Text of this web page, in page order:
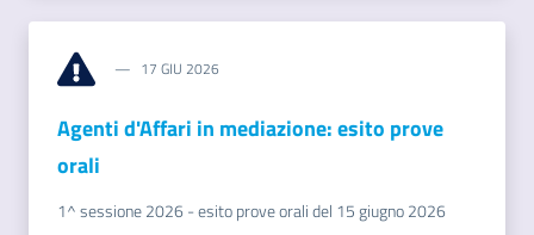
Impresa
Digitale
Camera
17 GIU 2026
Agenti d'Affari in mediazione: esito prove
orali
1^ sessione 2026 - esito prove orali del 15 giugno 2026